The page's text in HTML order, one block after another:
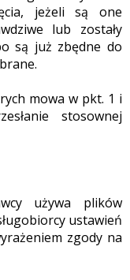
jeżeli są one
lub zostały
są już zbędne do
mowa w pkt. 1 i
stosownej
używa plików
ustawień
zgody na